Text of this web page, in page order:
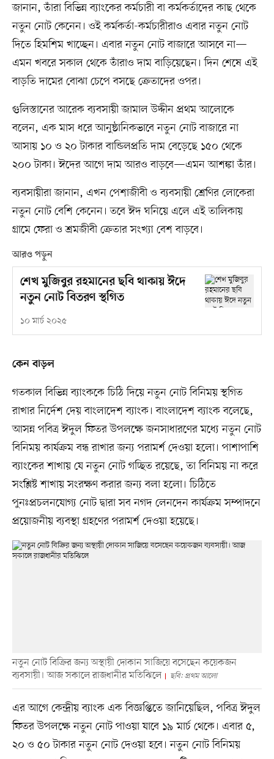
জানান, তাঁরা বিভিন্ন ব্যাংকের কর্মচারী বা কর্মকর্তাদের কাছ থেকে
নতুন নোট কেনেন। ওই কর্মকর্তা-কর্মচারীরাও এবার নতুন নোট
দিতে হিমশিম খাচ্ছেন। এবার নতুন নোট বাজারে আসবে না—
এমন খবরে সকাল থেকে তাঁরাও দাম বাড়িয়েছেন। দিন শেষে এই
বাড়তি দামের বোঝা চেপে বসছে ক্রেতাদের ওপর।
গুলিস্তানের আরেক ব্যবসায়ী জামাল উদ্দীন প্রথম আলোকে
বলেন, এক মাস ধরে আনুষ্ঠানিকভাবে নতুন নোট বাজারে না
আসায় ১০ ও ২০ টাকার বান্ডিলপ্রতি দাম বেড়েছে ১৫০ থেকে
২০০ টাকা। ঈদের আগে দাম আরও বাড়বে—এমন আশঙ্কা তাঁর।
ব্যবসায়ীরা জানান, এখন পেশাজীবী ও ব্যবসায়ী শ্রেণির লোকেরা
নতুন নোট বেশি কেনেন। তবে ঈদ ঘনিয়ে এলে এই তালিকায়
গ্রামে ফেরা ও শ্রমজীবী ক্রেতার সংখ্যা বেশ বাড়বে।
আরও পড়ুন
শেখ মুজিবুর রহমানের ছবি থাকায় ঈদে
নতুন নোট বিতরণ স্থগিত
১০ মার্চ ২০২৫
কেন বাড়ল
গতকাল বিভিন্ন ব্যাংককে চিঠি দিয়ে নতুন নোট বিনিময় স্থগিত
রাখার নির্দেশ দেয় বাংলাদেশ ব্যাংক। বাংলাদেশ ব্যাংক বলেছে,
আসন্ন পবিত্র ঈদুল ফিতর উপলক্ষে জনসাধারণের মধ্যে নতুন নোট
বিনিময় কার্যক্রম বন্ধ রাখার জন্য পরামর্শ দেওয়া হলো। পাশাপাশি
ব্যাংকের শাখায় যে নতুন নোট গচ্ছিত রয়েছে, তা বিনিময় না করে
সংশ্লিষ্ট শাখায় সংরক্ষণ করার জন্য বলা হলো। চিঠিতে
পুনঃপ্রচলনযোগ্য নোট দ্বারা সব নগদ লেনদেন কার্যক্রম সম্পাদনে
প্রয়োজনীয় ব্যবস্থা গ্রহণের পরামর্শ দেওয়া হয়েছে।
নতুন নোট বিক্রির জন্য অস্থায়ী দোকান সাজিয়ে বসেছেন কয়েকজন
ব্যবসায়ী। আজ সকালে রাজধানীর মতিঝিলে
ছবি: প্রথম আলো
এর আগে কেন্দ্রীয় ব্যাংক এক বিজ্ঞপ্তিতে জানিয়েছিল, পবিত্র ঈদুল
ফিতর উপলক্ষে নতুন নোট পাওয়া যাবে ১৯ মার্চ থেকে। এবার ৫,
২০ ও ৫০ টাকার নতুন নোট দেওয়া হবে। নতুন নোট বিনিময়